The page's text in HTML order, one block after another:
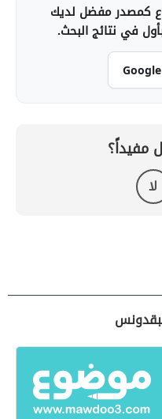
كمصدر مفضل لديك
في نتائج البحث.
مفيداً؟
لا